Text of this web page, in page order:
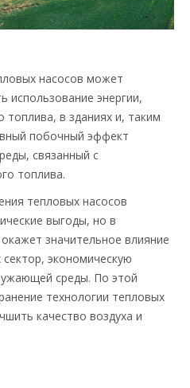
насосов может
использование энергии,
топлива, в зданиях и, таким
побочный эффект
связанный с
топлива.
тепловых насосов
выгоды, но в
значительное влияние
экономическую
среды. По этой
технологии тепловых
качество воздуха и